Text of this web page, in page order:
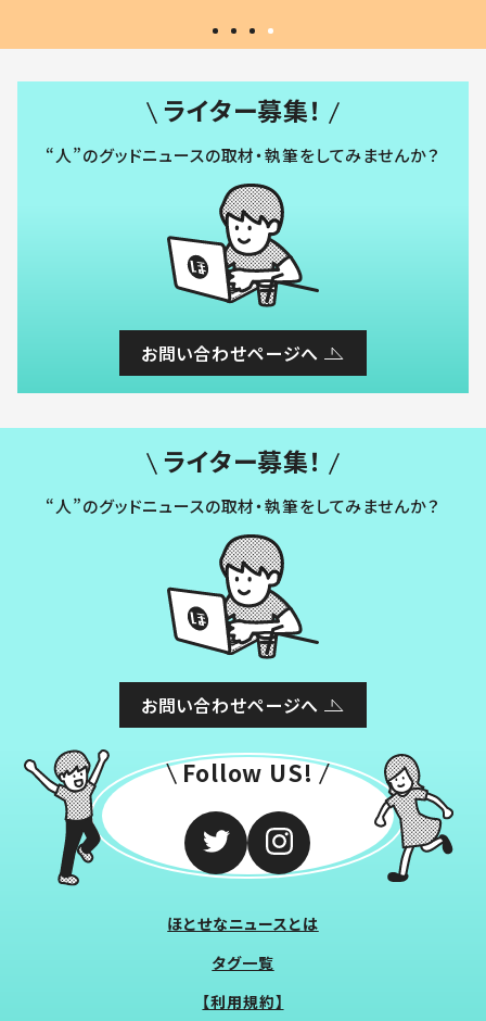
ライター募集！
“人”のグッドニュースの取材・執筆をしてみませんか？
お問い合わせページへ
ライター募集！
“人”のグッドニュースの取材・執筆をしてみませんか？
お問い合わせページへ
Follow US!
ほとせなニュースとは
タグ一覧
【利用規約】